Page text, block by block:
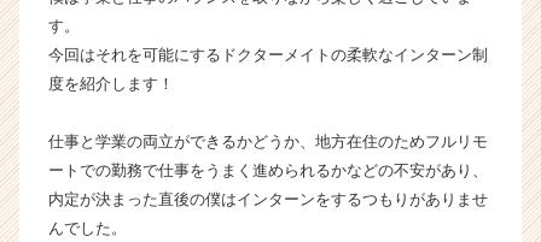
チ
長
企
業
す。
今回はそれを可能にするドクターメイトの柔軟なインターン制
度を紹介します！
仕事と学業の両立ができるかどうか、地方在住のためフルリモ
ートでの勤務で仕事をうまく進められるかなどの不安があり、
内定が決まった直後の僕はインターンをするつもりがありませ
んでした。